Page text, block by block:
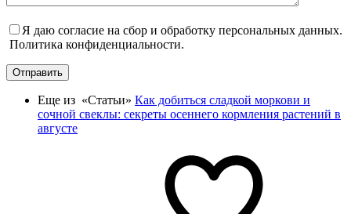
Я даю согласие на сбор и обработку персональных данных.
Политика конфиденциальности.
Отправить
Еще из «Статьи» Как добиться сладкой моркови и
сочной свеклы: секреты осеннего кормления растений в
августе